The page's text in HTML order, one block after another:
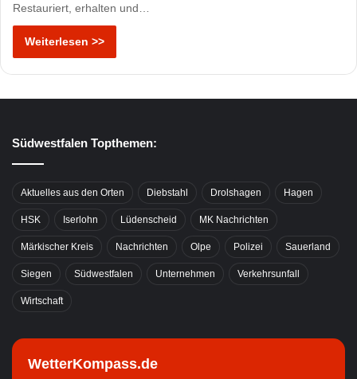
Restauriert, erhalten und…
Weiterlesen >>
Südwestfalen Topthemen:
Aktuelles aus den Orten Diebstahl Drolshagen Hagen
HSK Iserlohn Lüdenscheid MK Nachrichten
Märkischer Kreis Nachrichten Olpe Polizei Sauerland
Siegen Südwestfalen Unternehmen Verkehrsunfall
Wirtschaft
WetterKompass.de